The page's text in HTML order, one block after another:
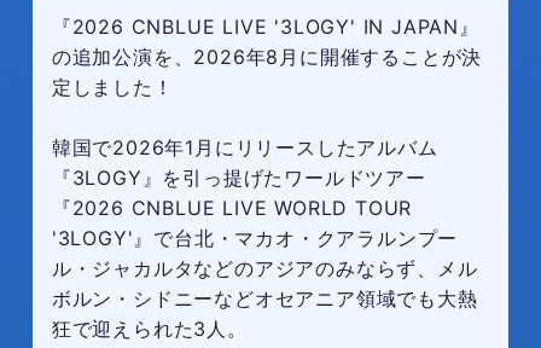
『2026 CNBLUE LIVE '3LOGY' IN JAPAN』
の追加公演を、2026年8月に開催することが決
定しました！
韓国で2026年1月にリリースしたアルバム
『3LOGY』を引っ提げたワールドツアー
『2026 CNBLUE LIVE WORLD TOUR
'3LOGY'』で台北・マカオ・クアラルンプー
ル・ジャカルタなどのアジアのみならず、メル
ボルン・シドニーなどオセアニア領域でも大熱
狂で迎えられた3人。